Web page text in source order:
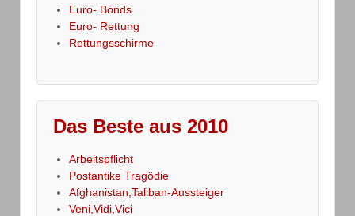
Euro- Bonds
Euro- Rettung
Rettungsschirme
Das Beste aus 2010
Arbeitspflicht
Postantike Tragödie
Afghanistan,Taliban-Aussteiger
Veni,Vidi,Vici